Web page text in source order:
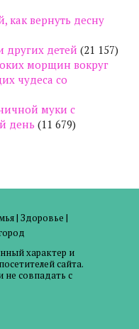
как вернуть десну
других детей (21 157)
морщин вокруг
чудеса со
муки с
день (11 679)
| Здоровье |
характер и
сайта.
не совпадать с